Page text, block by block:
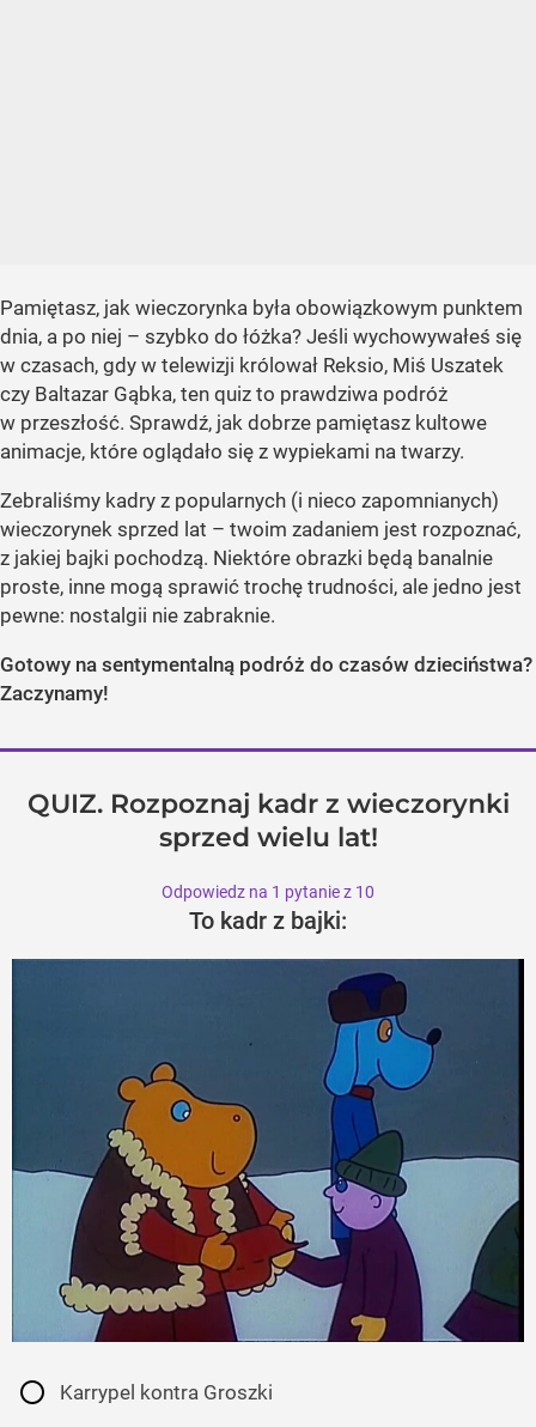
Pamiętasz, jak wieczorynka była obowiązkowym punktem
dnia, a po niej – szybko do łóżka? Jeśli wychowywałeś się
w czasach, gdy w telewizji królował Reksio, Miś Uszatek
czy Baltazar Gąbka, ten quiz to prawdziwa podróż
w przeszłość. Sprawdź, jak dobrze pamiętasz kultowe
animacje, które oglądało się z wypiekami na twarzy.
Zebraliśmy kadry z popularnych (i nieco zapomnianych)
wieczorynek sprzed lat – twoim zadaniem jest rozpoznać,
z jakiej bajki pochodzą. Niektóre obrazki będą banalnie
proste, inne mogą sprawić trochę trudności, ale jedno jest
pewne: nostalgii nie zabraknie.
Gotowy na sentymentalną podróż do czasów dzieciństwa?
Zaczynamy!
QUIZ. Rozpoznaj kadr z wieczorynki
sprzed wielu lat!
Odpowiedz na 1 pytanie z 10
To kadr z bajki:
Karrypel kontra Groszki